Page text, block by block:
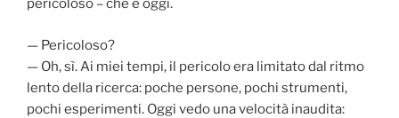
pericoloso – che è oggi.
— Pericoloso?
— Oh, sì. Ai miei tempi, il pericolo era limitato dal ritmo
lento della ricerca: poche persone, pochi strumenti,
pochi esperimenti. Oggi vedo una velocità inaudita: